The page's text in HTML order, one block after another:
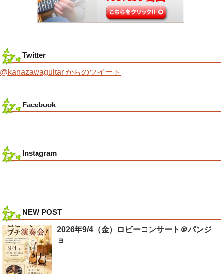
Twitter
@kanazawaguitar からのツイート
Facebook
Instagram
NEW POST
2026年9/4（金）ロビーコンサート＠パンジ
ョ